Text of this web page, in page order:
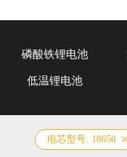
磷酸铁锂电池
低温锂电池
电芯型号: 18650